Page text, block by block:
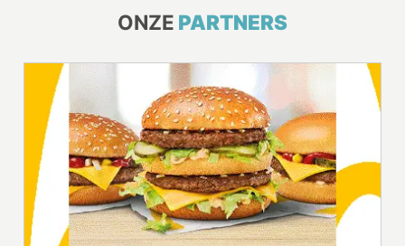
ONZE PARTNERS